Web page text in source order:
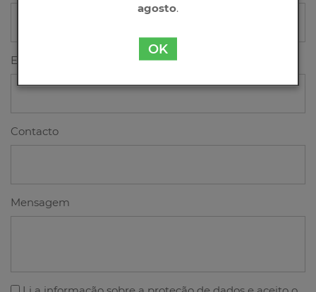
Email
Contacto
Mensagem
agosto.
OK